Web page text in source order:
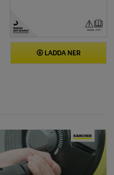
LADDA NER